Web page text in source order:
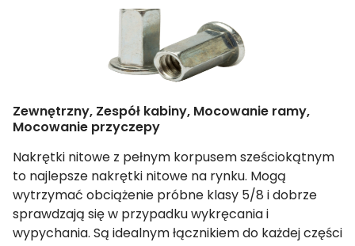
Zewnętrzny, Zespół kabiny, Mocowanie ramy,
Mocowanie przyczepy
Nakrętki nitowe z pełnym korpusem sześciokątnym
to najlepsze nakrętki nitowe na rynku. Mogą
wytrzymać obciążenie próbne klasy 5/8 i dobrze
sprawdzają się w przypadku wykręcania i
wypychania. Są idealnym łącznikiem do każdej części